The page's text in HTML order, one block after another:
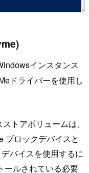
インスタンス
ドライバーを使用し
トアボリュームは、
ブロックデバイスと
バイスを使用するに
ールされている必要